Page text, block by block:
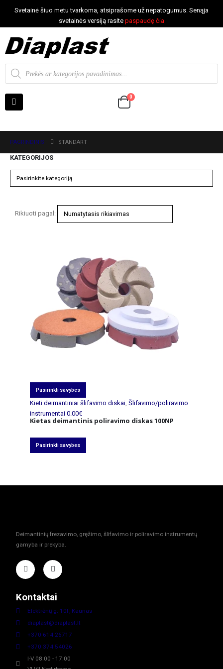
Svetainė šiuo metu tvarkoma, atsiprašome už nepatogumus. Senąja
svetainės versiją rasite paspaudę čia
0
PAGRINDINIS STANDART
KATEGORIJOS
Rikiuoti pagal:
Pasirinkti savybes
Kieti deimantiniai šlifavimo diskai, Šlifavimo/poliravimo
instrumentai 0.00€
Kietas deimantinis poliravimo diskas 100NP
Pasirinkti savybes
Deimantinių frezavimo, gręžimo, šlifavimo ir poliravimo instrumentų
gamyba ir prekyba.
Kontaktai
Elektrėnų g. 10F, Kaunas
diaplast@diaplast.lt
+370 614 26717
+370 374 54026
I-V 08:00 - 17:00